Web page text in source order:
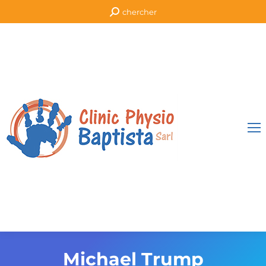
Recherche
:
chercher
Michael Trump